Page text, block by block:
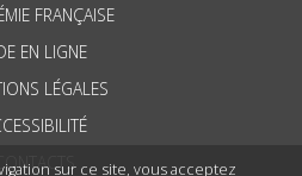
sur ce site, vous acceptez
FRANÇAISE
EN LIGNE
LÉGALES